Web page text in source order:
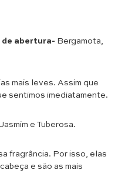
de abertura- Bergamota,
mais leves. Assim que
sentimos imediatamente.
e Tuberosa.
fragrância. Por isso, elas
e são as mais